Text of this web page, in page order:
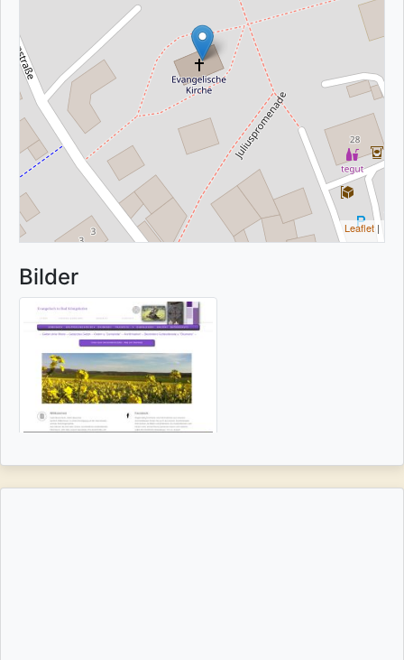
Leaflet |
Bilder